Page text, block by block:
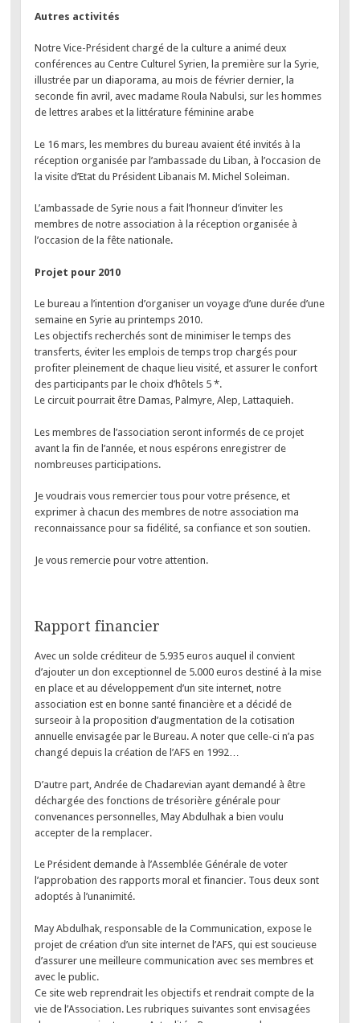
Autres activités
Notre Vice-Président chargé de la culture a animé deux
conférences au Centre Culturel Syrien, la première sur la Syrie,
illustrée par un diaporama, au mois de février dernier, la
seconde fin avril, avec madame Roula Nabulsi, sur les hommes
de lettres arabes et la littérature féminine arabe
Le 16 mars, les membres du bureau avaient été invités à la
réception organisée par l’ambassade du Liban, à l’occasion de
la visite d’Etat du Président Libanais M. Michel Soleiman.
L’ambassade de Syrie nous a fait l’honneur d’inviter les
membres de notre association à la réception organisée à
l’occasion de la fête nationale.
Projet pour 2010
Le bureau a l’intention d’organiser un voyage d’une durée d’une
semaine en Syrie au printemps 2010.
Les objectifs recherchés sont de minimiser le temps des
transferts, éviter les emplois de temps trop chargés pour
profiter pleinement de chaque lieu visité, et assurer le confort
des participants par le choix d’hôtels 5 *.
Le circuit pourrait être Damas, Palmyre, Alep, Lattaquieh.
Les membres de l’association seront informés de ce projet
avant la fin de l’année, et nous espérons enregistrer de
nombreuses participations.
Je voudrais vous remercier tous pour votre présence, et
exprimer à chacun des membres de notre association ma
reconnaissance pour sa fidélité, sa confiance et son soutien.
Je vous remercie pour votre attention.
Rapport financier
Avec un solde créditeur de 5.935 euros auquel il convient
d’ajouter un don exceptionnel de 5.000 euros destiné à la mise
en place et au développement d’un site internet, notre
association est en bonne santé financière et a décidé de
surseoir à la proposition d’augmentation de la cotisation
annuelle envisagée par le Bureau. A noter que celle-ci n’a pas
changé depuis la création de l’AFS en 1992…
D’autre part, Andrée de Chadarevian ayant demandé à être
déchargée des fonctions de trésorière générale pour
convenances personnelles, May Abdulhak a bien voulu
accepter de la remplacer.
Le Président demande à l’Assemblée Générale de voter
l’approbation des rapports moral et financier. Tous deux sont
adoptés à l’unanimité.
May Abdulhak, responsable de la Communication, expose le
projet de création d’un site internet de l’AFS, qui est soucieuse
d’assurer une meilleure communication avec ses membres et
avec le public.
Ce site web reprendrait les objectifs et rendrait compte de la
vie de l’Association. Les rubriques suivantes sont envisagées